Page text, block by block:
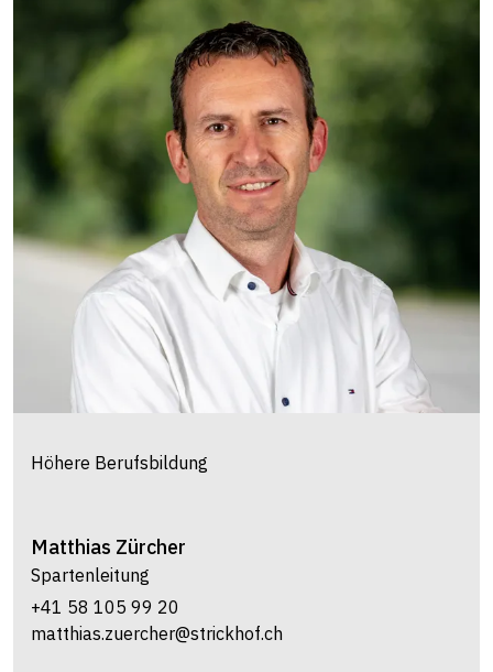
Höhere Berufsbildung
Matthias Zürcher
Spartenleitung
+41 58 105 99 20
matthias.zuercher@strickhof.ch